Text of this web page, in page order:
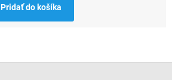
Pridať do košíka